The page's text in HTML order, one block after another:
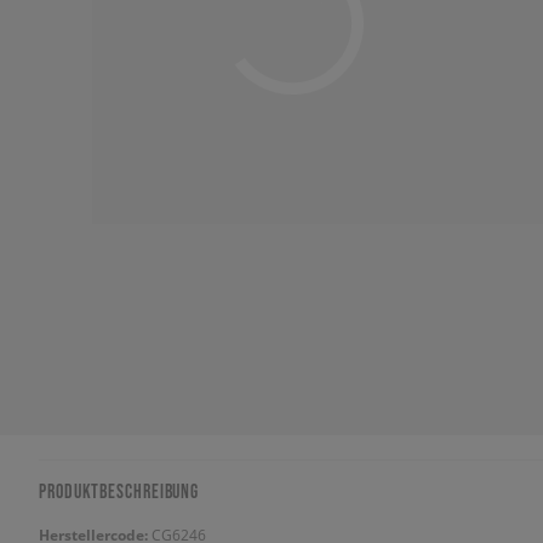
PRODUKTBESCHREIBUNG
Herstellercode: CG6246